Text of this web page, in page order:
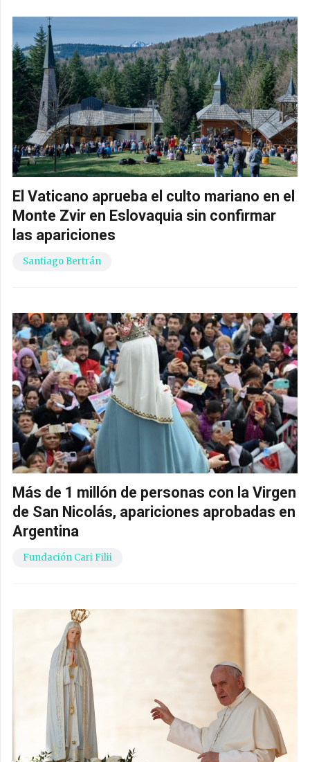
El Vaticano aprueba el culto mariano en el
Monte Zvir en Eslovaquia sin confirmar
las apariciones
Santiago Bertrán
Más de 1 millón de personas con la Virgen
de San Nicolás, apariciones aprobadas en
Argentina
Fundación Cari Filii